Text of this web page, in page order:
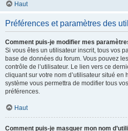
Haut
Préférences et paramètres des
Comment puis-je modifier mes
Si vous êtes un utilisateur inscrit, tous vos
base de données du forum. Vous pouvez
contrôle de l’utilisateur. Le lien vers ce
cliquant sur votre nom d’utilisateur situé en
système vous permettra de modifier tous
préférences.
Haut
Comment puis-je masquer mon nom